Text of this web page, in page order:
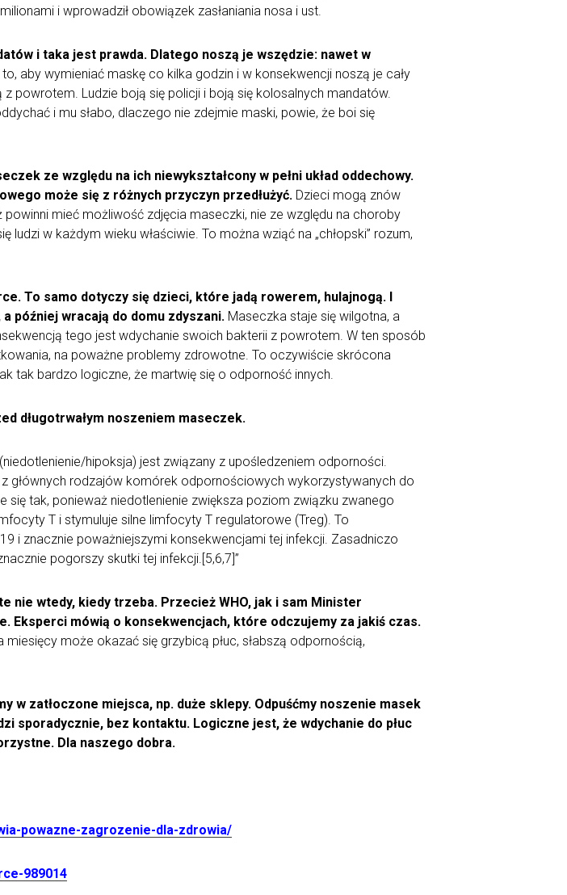
i wprowadził obowiązek zasłaniania nosa i ust.
i taka jest prawda. Dlatego noszą je wszędzie: nawet w
aby wymieniać maskę co kilka godzin i w konsekwencji noszą je cały
z powrotem. Ludzie boją się policji i boją się kolosalnych mandatów.
i mu słabo, dlaczego nie zdejmie maski, powie, że boi się
ze względu na ich niewykształcony w pełni układ oddechowy.
może się z różnych przyczyn przedłużyć. Dzieci mogą znów
mieć możliwość zdjęcia maseczki, nie ze względu na choroby
w każdym wieku właściwie. To można wziąć na „chłopski” rozum,
To samo dotyczy się dzieci, które jadą rowerem, hulajnogą. I
później wracają do domu zdyszani. Maseczka staje się wilgotna, a
tego jest wdychanie swoich bakterii z powrotem. W ten sposób
na poważne problemy zdrowotne. To oczywiście skrócona
tak bardzo logiczne, że martwię się o odporność innych.
długotrwałym noszeniem maseczek.
hipoksja) jest związany z upośledzeniem odporności.
z głównych rodzajów komórek odpornościowych wykorzystywanych do
tak, ponieważ niedotlenienie zwiększa poziom związku zwanego
T i stymuluje silne limfocyty T regulatorowe (Treg). To
i znacznie poważniejszymi konsekwencjami tej infekcji. Zasadniczo
pogorszy skutki tej infekcji.[5,6,7]”
nie wtedy, kiedy trzeba. Przecież WHO, jak i sam Minister
Eksperci mówią o konsekwencjach, które odczujemy za jakiś czas.
może okazać się grzybicą płuc, słabszą odpornością,
zatłoczone miejsca, np. duże sklepy. Odpuśćmy noszenie masek
sporadycznie, bez kontaktu. Logiczne jest, że wdychanie do płuc
Dla naszego dobra.
powazne-zagrozenie-dla-zdrowia/
989014